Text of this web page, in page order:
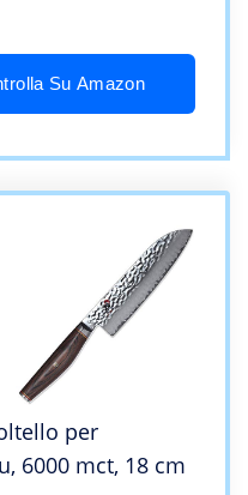
Su Amazon
per
6000 mct, 18 cm